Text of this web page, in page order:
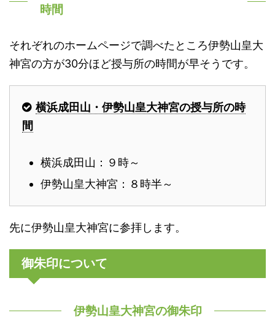
時間
それぞれのホームページで調べたところ伊勢山皇大
神宮の方が30分ほど授与所の時間が早そうです。
横浜成田山・伊勢山皇大神宮の授与所の時
間
横浜成田山：９時～
伊勢山皇大神宮：８時半～
先に伊勢山皇大神宮に参拝します。
御朱印について
伊勢山皇大神宮の御朱印